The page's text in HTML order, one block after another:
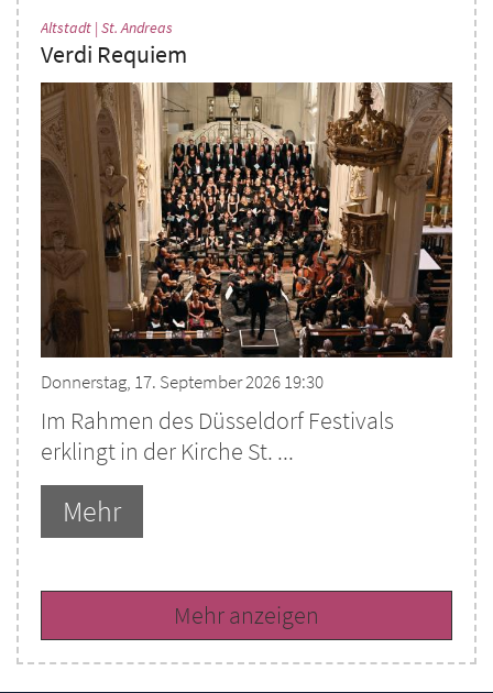
Altstadt | St. Andreas
Verdi Requiem
Donnerstag, 17. September 2026 19:30
Im Rahmen des Düsseldorf Festivals
erklingt in der Kirche St. ...
Mehr
Mehr anzeigen